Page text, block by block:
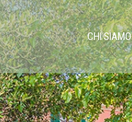
CHI SIAMO